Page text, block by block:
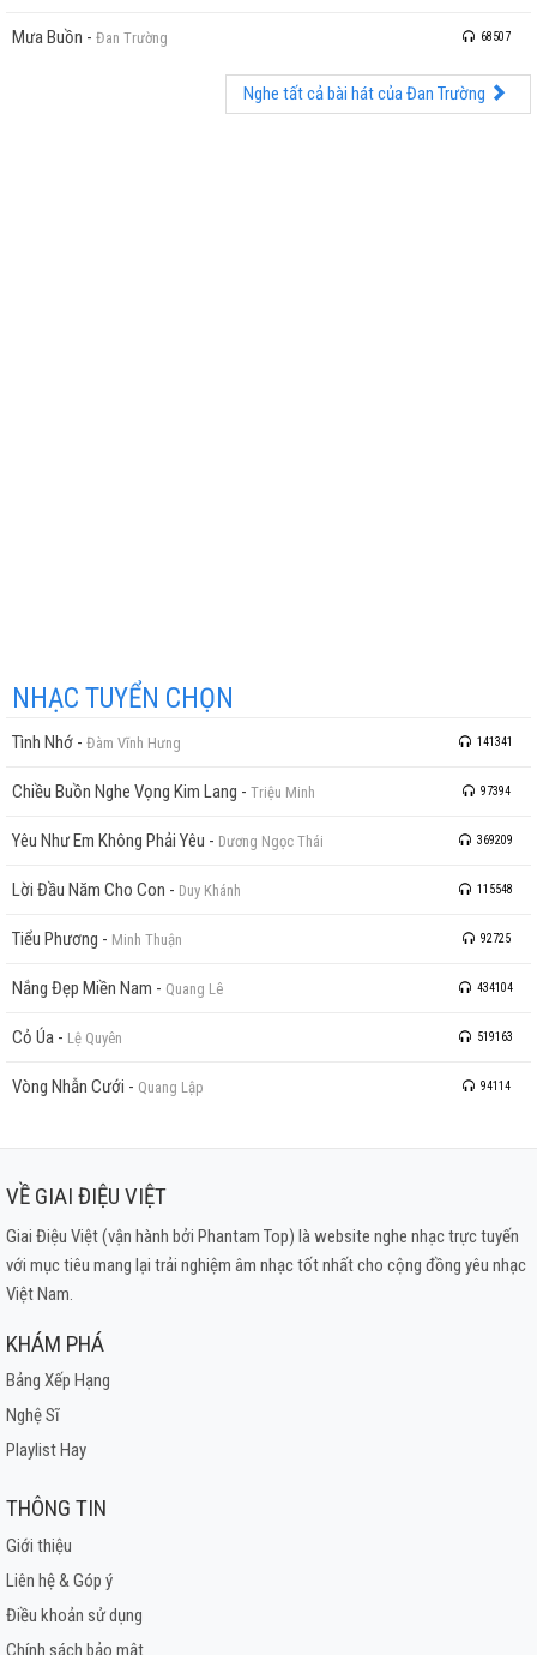
Mưa Buồn - Đan Trường 68507
Nghe tất cả bài hát của Đan Trường
NHẠC TUYỂN CHỌN
Tình Nhớ - Đàm Vĩnh Hưng 141341
Chiều Buồn Nghe Vọng Kim Lang - Triệu Minh 97394
Yêu Như Em Không Phải Yêu - Dương Ngọc Thái 369209
Lời Đầu Năm Cho Con - Duy Khánh 115548
Tiểu Phương - Minh Thuận 92725
Nắng Đẹp Miền Nam - Quang Lê 434104
Cỏ Úa - Lệ Quyên 519163
Vòng Nhẫn Cưới - Quang Lập 94114
VỀ GIAI ĐIỆU VIỆT
Giai Điệu Việt (vận hành bởi Phantam Top) là website nghe nhạc trực tuyến
với mục tiêu mang lại trải nghiệm âm nhạc tốt nhất cho cộng đồng yêu nhạc
Việt Nam.
KHÁM PHÁ
Bảng Xếp Hạng
Nghệ Sĩ
Playlist Hay
THÔNG TIN
Giới thiệu
Liên hệ & Góp ý
Điều khoản sử dụng
Chính sách bảo mật